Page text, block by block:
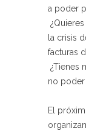
a poder
la crisis
facturas
¿Tienes
no poder
El